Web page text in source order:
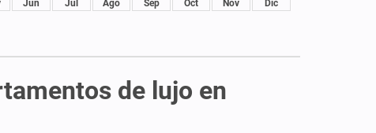
Jun Jul Ago Sep Oct Nov Dic
de lujo en